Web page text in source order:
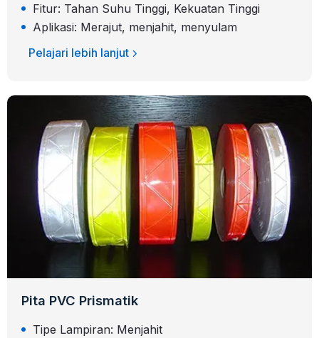
Fitur: Tahan Suhu Tinggi, Kekuatan Tinggi
Aplikasi: Merajut, menjahit, menyulam
Pelajari lebih lanjut
Pita PVC Prismatik
Tipe Lampiran: Menjahit